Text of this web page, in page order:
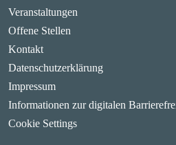
Veranstaltungen
Offene Stellen
Kontakt
Datenschutzerklärung
Impressum
Informationen zur digitalen
Cookie Settings